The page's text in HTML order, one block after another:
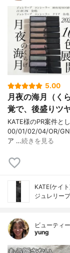
5.00
月夜の海月（く
覚で、後盛りツ
KATE様のPR案件と
00/01/02/04/OR/
ア …続きを見る
KATE(ケイ
ジュレリー
ビューティ
yung